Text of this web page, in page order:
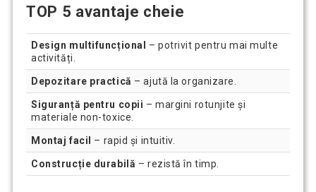
TOP 5 avantaje cheie
Design multifuncțional
– potrivit pentru mai multe
activități.
Depozitare practică – ajută la organizare.
Siguranță pentru copii – margini rotunjite și
materiale non-toxice.
Montaj facil – rapid și intuitiv.
Construcție durabilă – rezistă în timp.